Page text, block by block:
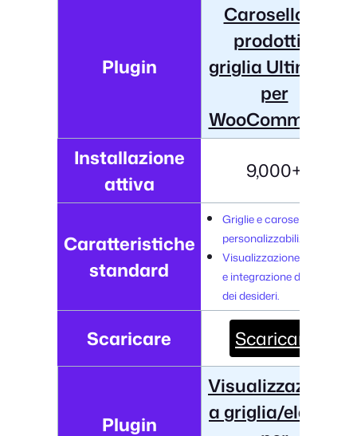
Plugin
Carosello di
prodotti e
griglia Ultimate
per
WooCommerce
Installazione
attiva
9,000+
Caratteristiche
standard
Griglie e caroselli
personalizzabili.
Visualizzazione rapida
e integrazione della lista
dei desideri.
Scaricare Scaricare
Plugin
Visualizzazione
a griglia/elenco